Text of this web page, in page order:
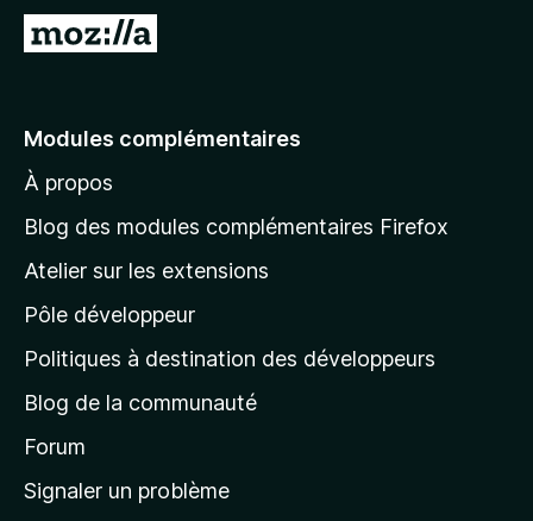
A
e
à
l
p
a
g
d
a
Modules complémentaires
À propos
Blog des modules complémentaires Firefox
Atelier sur les extensions
Pôle développeur
Politiques à destination des développeurs
Blog de la communauté
Forum
Signaler un problème